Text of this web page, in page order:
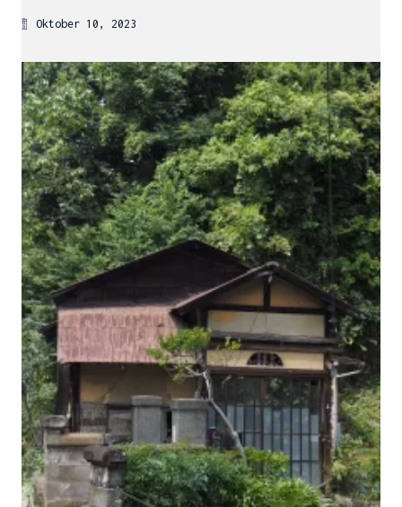
Oktober 10, 2023
M H Y N
Manuel Hernandez y Nothdurft (Dipl. Des.)
Multidisziplinäre Designlösungen.
Person|Kontakt|Fotoblog
mhyn@mhyn.de